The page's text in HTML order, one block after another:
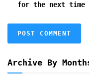
for the next time I
Archive By